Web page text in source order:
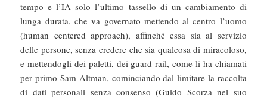
tempo e l’IA solo l’ultimo tassello di un cambiamento di
lunga durata, che va governato mettendo al centro l’uomo
(human centered approach), affinché essa sia al servizio
delle persone, senza credere che sia qualcosa di miracoloso,
e mettendogli dei paletti, dei guard rail, come li ha chiamati
per primo Sam Altman, cominciando dal limitare la raccolta
di dati personali senza consenso (Guido Scorza nel suo